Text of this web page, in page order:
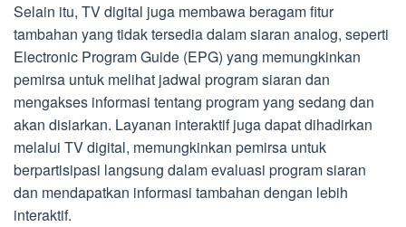
Selain itu, TV digital juga membawa beragam fitur
tambahan yang tidak tersedia dalam siaran analog, seperti
Electronic Program Guide (EPG) yang memungkinkan
pemirsa untuk melihat jadwal program siaran dan
mengakses informasi tentang program yang sedang dan
akan disiarkan. Layanan interaktif juga dapat dihadirkan
melalui TV digital, memungkinkan pemirsa untuk
berpartisipasi langsung dalam evaluasi program siaran
dan mendapatkan informasi tambahan dengan lebih
interaktif.